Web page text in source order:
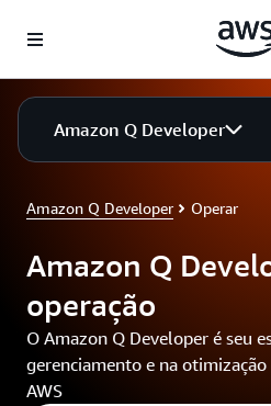
Pular para o conteúdo principal
Amazon Q Developer
Amazon Q Developer Operar
Amazon Q
operação
O Amazon Q Developer é seu
gerenciamento e na
AWS